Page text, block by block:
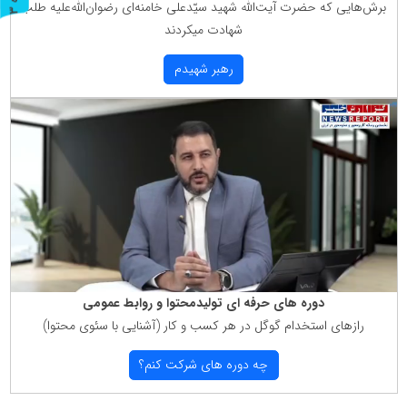
برش‌هایی كه حضرت آیت‌الله شهید سیّدعلی خامنه‌ای رضوان‌الله‌علیه طلب
شهادت میكردند
رهبر شهیدم
دوره های حرفه ای تولیدمحتوا و روابط عمومی
رازهای استخدام گوگل در هر كسب و كار (آشنایی با سئوی محتوا)
چه دوره های شركت كنم؟
ر
و
ن
د
ه